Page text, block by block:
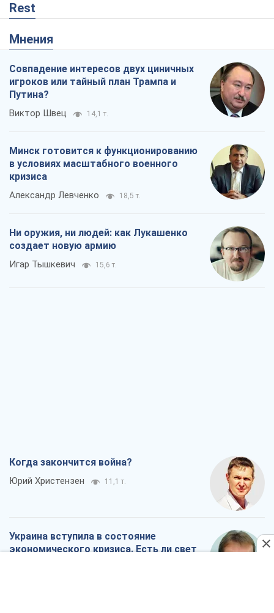
Rest
Мнения
Совпадение интересов двух циничных
игроков или тайный план Трампа и
Путина?
Виктор Швец 14,1 т.
Минск готовится к функционированию
в условиях масштабного военного
кризиса
Александр Левченко 18,5 т.
Ни оружия, ни людей: как Лукашенко
создает новую армию
Игар Тышкевич 15,6 т.
Когда закончится война?
Юрий Христензен 11,1 т.
Украина вступила в состояние
экономического кризиса. Есть ли свет